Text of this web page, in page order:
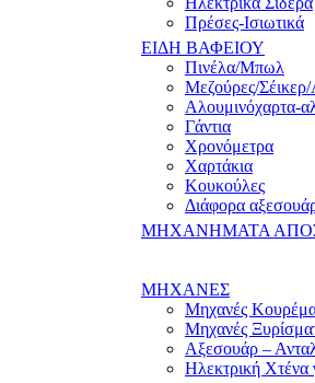
Πρέσες-Ισιωτικά
ΕΙΔΗ ΒΑΦΕΙΟΥ
Πινέλα/Μπωλ
Μεζούρες/Σέικερ/
Αλουμινόχαρτα-
Γάντια
Χρονόμετρα
Χαρτάκια
Κουκούλες
Διάφορα
ΜΗΧΑΝΗΜΑΤΑ
ΜΗΧΑΝΕΣ
Μηχανές
Μηχανές
Αξεσουάρ –
Ηλεκτρική Χτένα